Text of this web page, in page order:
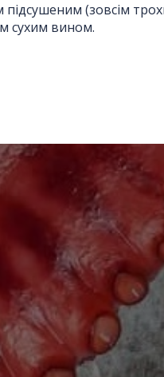
підсушеним (зовсім
сухим вином.